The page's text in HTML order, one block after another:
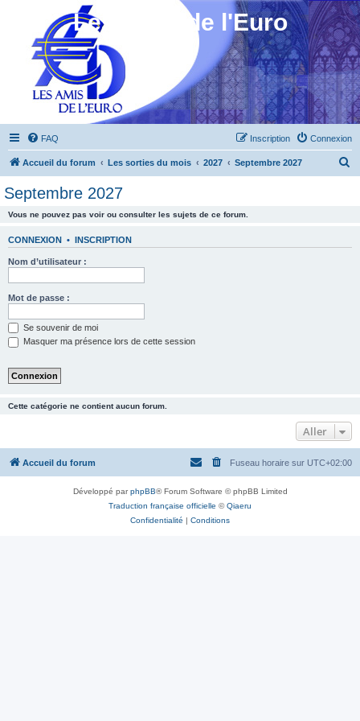
Les Amis de l'Euro
FAQ Connexion
Inscription
Accueil du forum Les sorties du mois 2027 Septembre 2027
Septembre 2027
Vous ne pouvez pas voir ou consulter les sujets de ce forum.
CONNEXION • INSCRIPTION
Nom d’utilisateur :
Mot de passe :
Se souvenir de moi
Masquer ma présence lors de cette session
Cette catégorie ne contient aucun forum.
Aller
Accueil du forum Fuseau horaire sur UTC+02:00
Développé parphpBB® Forum Software © phpBB Limited
Traduction française officielle ©Qiaeru
Confidentialité | Conditions